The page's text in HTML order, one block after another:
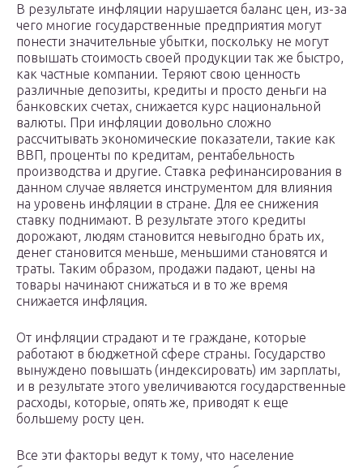
В результате инфляции нарушается баланс цен, из-за
чего многие государственные предприятия могут
понести значительные убытки, поскольку не могут
повышать стоимость своей продукции так же быстро,
как частные компании. Теряют свою ценность
различные депозиты, кредиты и просто деньги на
банковских счетах, снижается курс национальной
валюты. При инфляции довольно сложно
рассчитывать экономические показатели, такие как
ВВП, проценты по кредитам, рентабельность
производства и другие. Ставка рефинансирования в
данном случае является инструментом для влияния
на уровень инфляции в стране. Для ее снижения
ставку поднимают. В результате этого кредиты
дорожают, людям становится невыгодно брать их,
денег становится меньше, меньшими становятся и
траты. Таким образом, продажи падают, цены на
товары начинают снижаться и в то же время
снижается инфляция.
От инфляции страдают и те граждане, которые
работают в бюджетной сфере страны. Государство
вынуждено повышать (индексировать) им зарплаты,
и в результате этого увеличиваются государственные
расходы, которые, опять же, приводят к еще
большему росту цен.
Все эти факторы ведут к тому, что население